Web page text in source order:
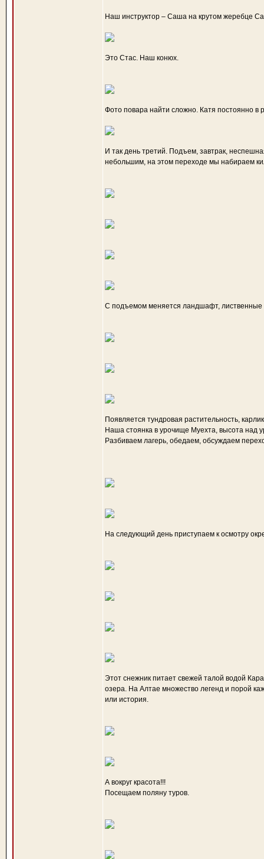
Наш инструктор – Саша на крутом жеребце
Это Стас. Наш конюх.
Фото повара найти сложно. Катя постоянно в
И так день третий. Подъем, завтрак,
небольшим, на этом переходе мы набираем
С подъемом меняется ландшафт, лиственные
Появляется тундровая растительность,
Наша стоянка в урочище Муехта, высота над
Разбиваем лагерь, обедаем, обсуждаем
На следующий день приступаем к осмотру
Этот снежник питает свежей талой водой
озера. На Алтае множество легенд и порой
или история.
А вокруг красота!!!
Посещаем поляну туров.